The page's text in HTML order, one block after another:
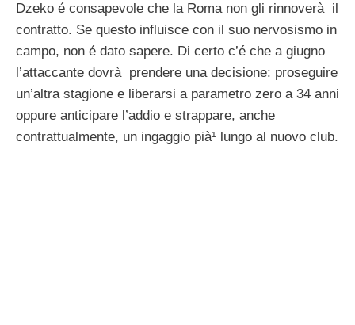
Dzeko é consapevole che la Roma non gli rinnoverà il
contratto. Se questo influisce con il suo nervosismo in
campo, non é dato sapere. Di certo c’é che a giugno
l’attaccante dovrà prendere una decisione: proseguire
un’altra stagione e liberarsi a parametro zero a 34 anni
oppure anticipare l’addio e strappare, anche
contrattualmente, un ingaggio pià¹ lungo al nuovo club.